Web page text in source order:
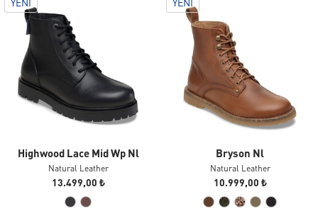
YENI
Highwood Lace Mid Wp Nl
Natural Leather
13.499,00 ₺
YENI
Bryson Nl
Natural Leather
10.999,00 ₺